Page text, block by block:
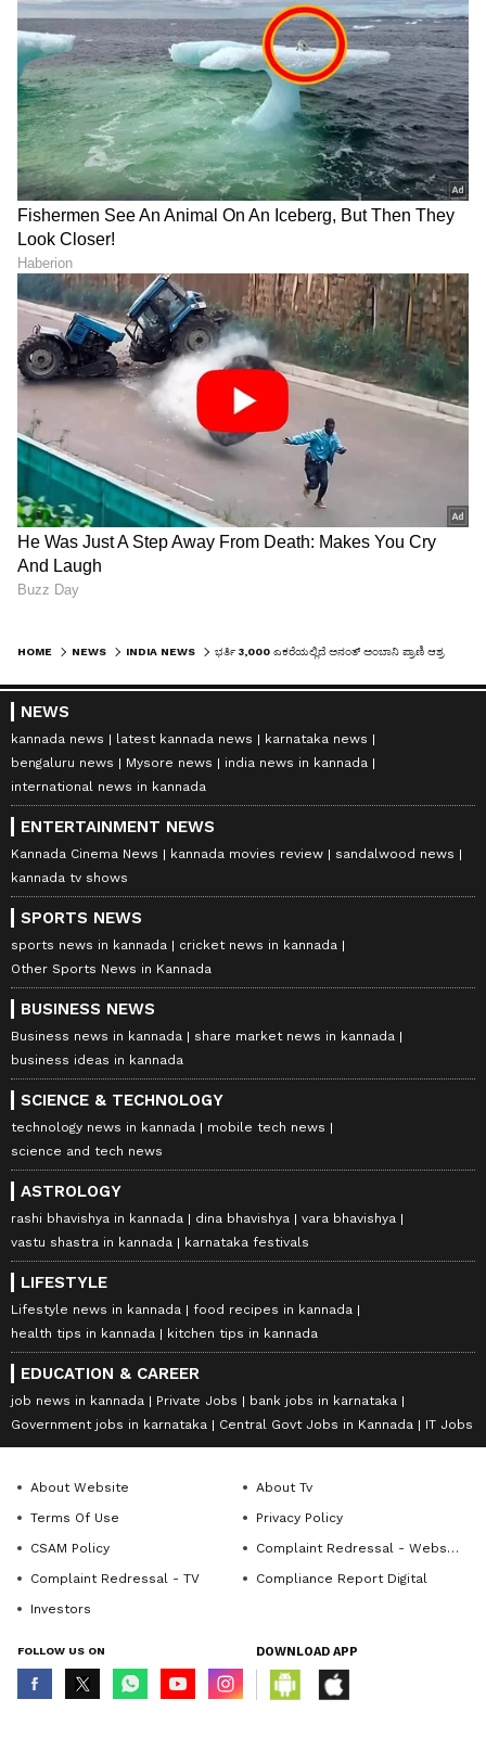
HOME NEWS INDIA NEWS ಭರ್ತಿ 3,000 ಎಕರೆಯಲ್ಲಿದೆ ಅನಂತ್ ಅಂಬಾನಿ ಪ್ರಾಣಿ ಆಶ್ರಯ ಕೇಂದ್ರ 'ವಂತರಾ', ಇಲ್ಲಿರೋ ಆನೆಗಳ ಸಂಖ್ಯೆ ಇಷ್ಟೊಂದಾ?
NEWS
kannada news latest kannada news
karnataka news
bengaluru news
Mysore news
india news in kannada
international news in kannada
ENTERTAINMENT NEWS
Kannada Cinema News kannada movies review
sandalwood news
kannada tv shows
SPORTS NEWS
sports news in kannada
cricket news in kannada
Other Sports News in Kannada
BUSINESS NEWS
Business news in kannada
share market news in kannada
business ideas in kannada
SCIENCE & TECHNOLOGY
technology news in kannada
mobile tech news
science and tech news
ASTROLOGY
rashi bhavishya in kannada dina bhavishya
vara bhavishya
vastu shastra in kannada
karnataka festivals
LIFESTYLE
Lifestyle news in kannada
food recipes in kannada
health tips in kannada
kitchen tips in kannada
EDUCATION & CAREER
job news in kannada Private Jobs
bank jobs in karnataka
Government jobs in karnataka
Central Govt Jobs in Kannada IT Jobs
About Website
About Tv
Terms Of Use
Privacy Policy
CSAM Policy
Complaint Redressal - Website
Complaint Redressal - TV
Compliance Report Digital
Investors
FOLLOW US ON DOWNLOAD APP